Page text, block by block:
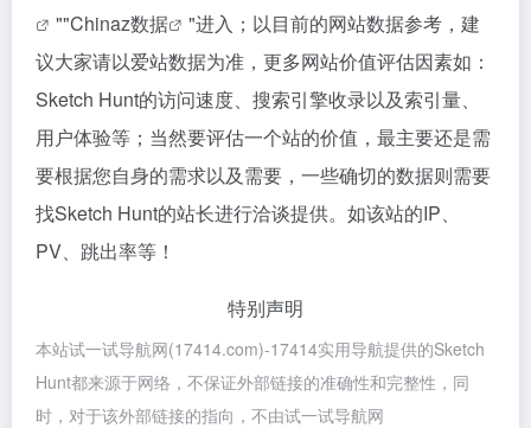
""Chinaz数据
"进入；以目前的网站数据参考，建
议大家请以爱站数据为准，更多网站价值评估因素如：
Sketch Hunt的访问速度、搜索引擎收录以及索引量、
用户体验等；当然要评估一个站的价值，最主要还是需
要根据您自身的需求以及需要，一些确切的数据则需要
找Sketch Hunt的站长进行洽谈提供。如该站的IP、
PV、跳出率等！
特别声明
本站试一试导航网(17414.com)-17414实用导航提供的Sketch
Hunt都来源于网络，不保证外部链接的准确性和完整性，同
时，对于该外部链接的指向，不由试一试导航网